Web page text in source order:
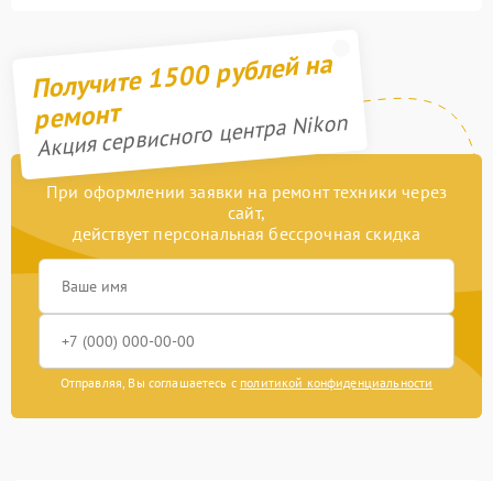
Получите 1500 рублей на
ремонт
Акция сервисного центра Nikon
При оформлении заявки на ремонт техники через
сайт,
действует персональная бессрочная скидка
Отправляя, Вы соглашаетесь с политикой конфиденциальности